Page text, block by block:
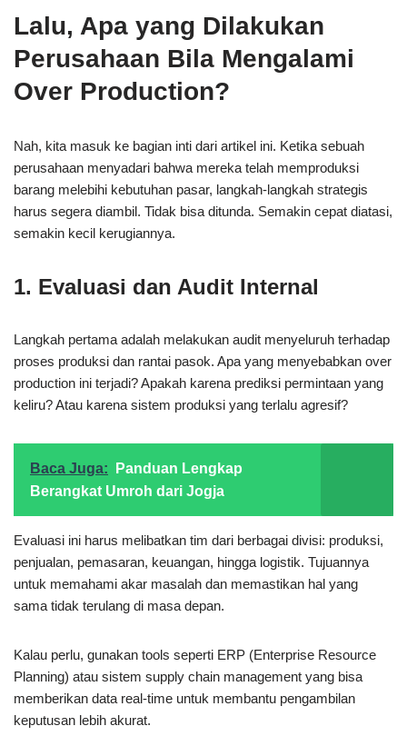
Lalu, Apa yang Dilakukan
Perusahaan Bila Mengalami
Over Production?
Nah, kita masuk ke bagian inti dari artikel ini. Ketika sebuah
perusahaan menyadari bahwa mereka telah memproduksi
barang melebihi kebutuhan pasar, langkah-langkah strategis
harus segera diambil. Tidak bisa ditunda. Semakin cepat diatasi,
semakin kecil kerugiannya.
1. Evaluasi dan Audit Internal
Langkah pertama adalah melakukan audit menyeluruh terhadap
proses produksi dan rantai pasok. Apa yang menyebabkan over
production ini terjadi? Apakah karena prediksi permintaan yang
keliru? Atau karena sistem produksi yang terlalu agresif?
Baca Juga:
Panduan Lengkap
Berangkat Umroh dari Jogja
Evaluasi ini harus melibatkan tim dari berbagai divisi: produksi,
penjualan, pemasaran, keuangan, hingga logistik. Tujuannya
untuk memahami akar masalah dan memastikan hal yang
sama tidak terulang di masa depan.
Kalau perlu, gunakan tools seperti ERP (Enterprise Resource
Planning) atau sistem supply chain management yang bisa
memberikan data real-time untuk membantu pengambilan
keputusan lebih akurat.